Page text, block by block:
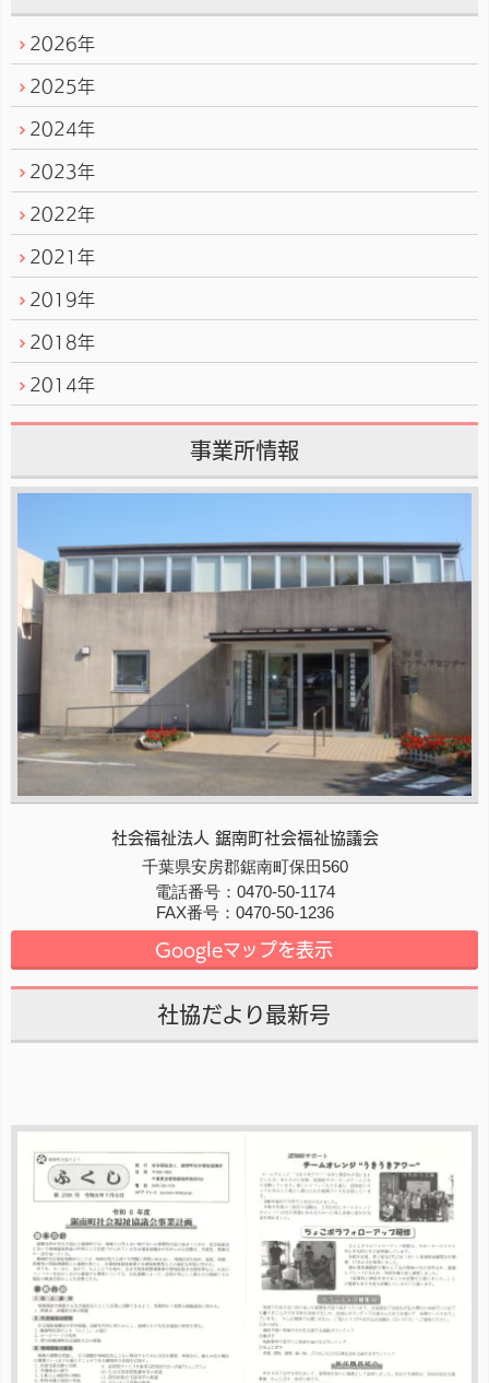
2026年
2025年
2024年
2023年
2022年
2021年
2019年
2018年
2014年
事業所情報
社会福祉法人 鋸南町社会福祉協議会
〒299-1902
千葉県安房郡鋸南町保田560
電話番号： 0470-50-1174
FAX番号： 0470-50-1236
Googleマップを表示
社協だより最新号